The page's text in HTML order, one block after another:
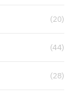
(20)
(44)
(28)